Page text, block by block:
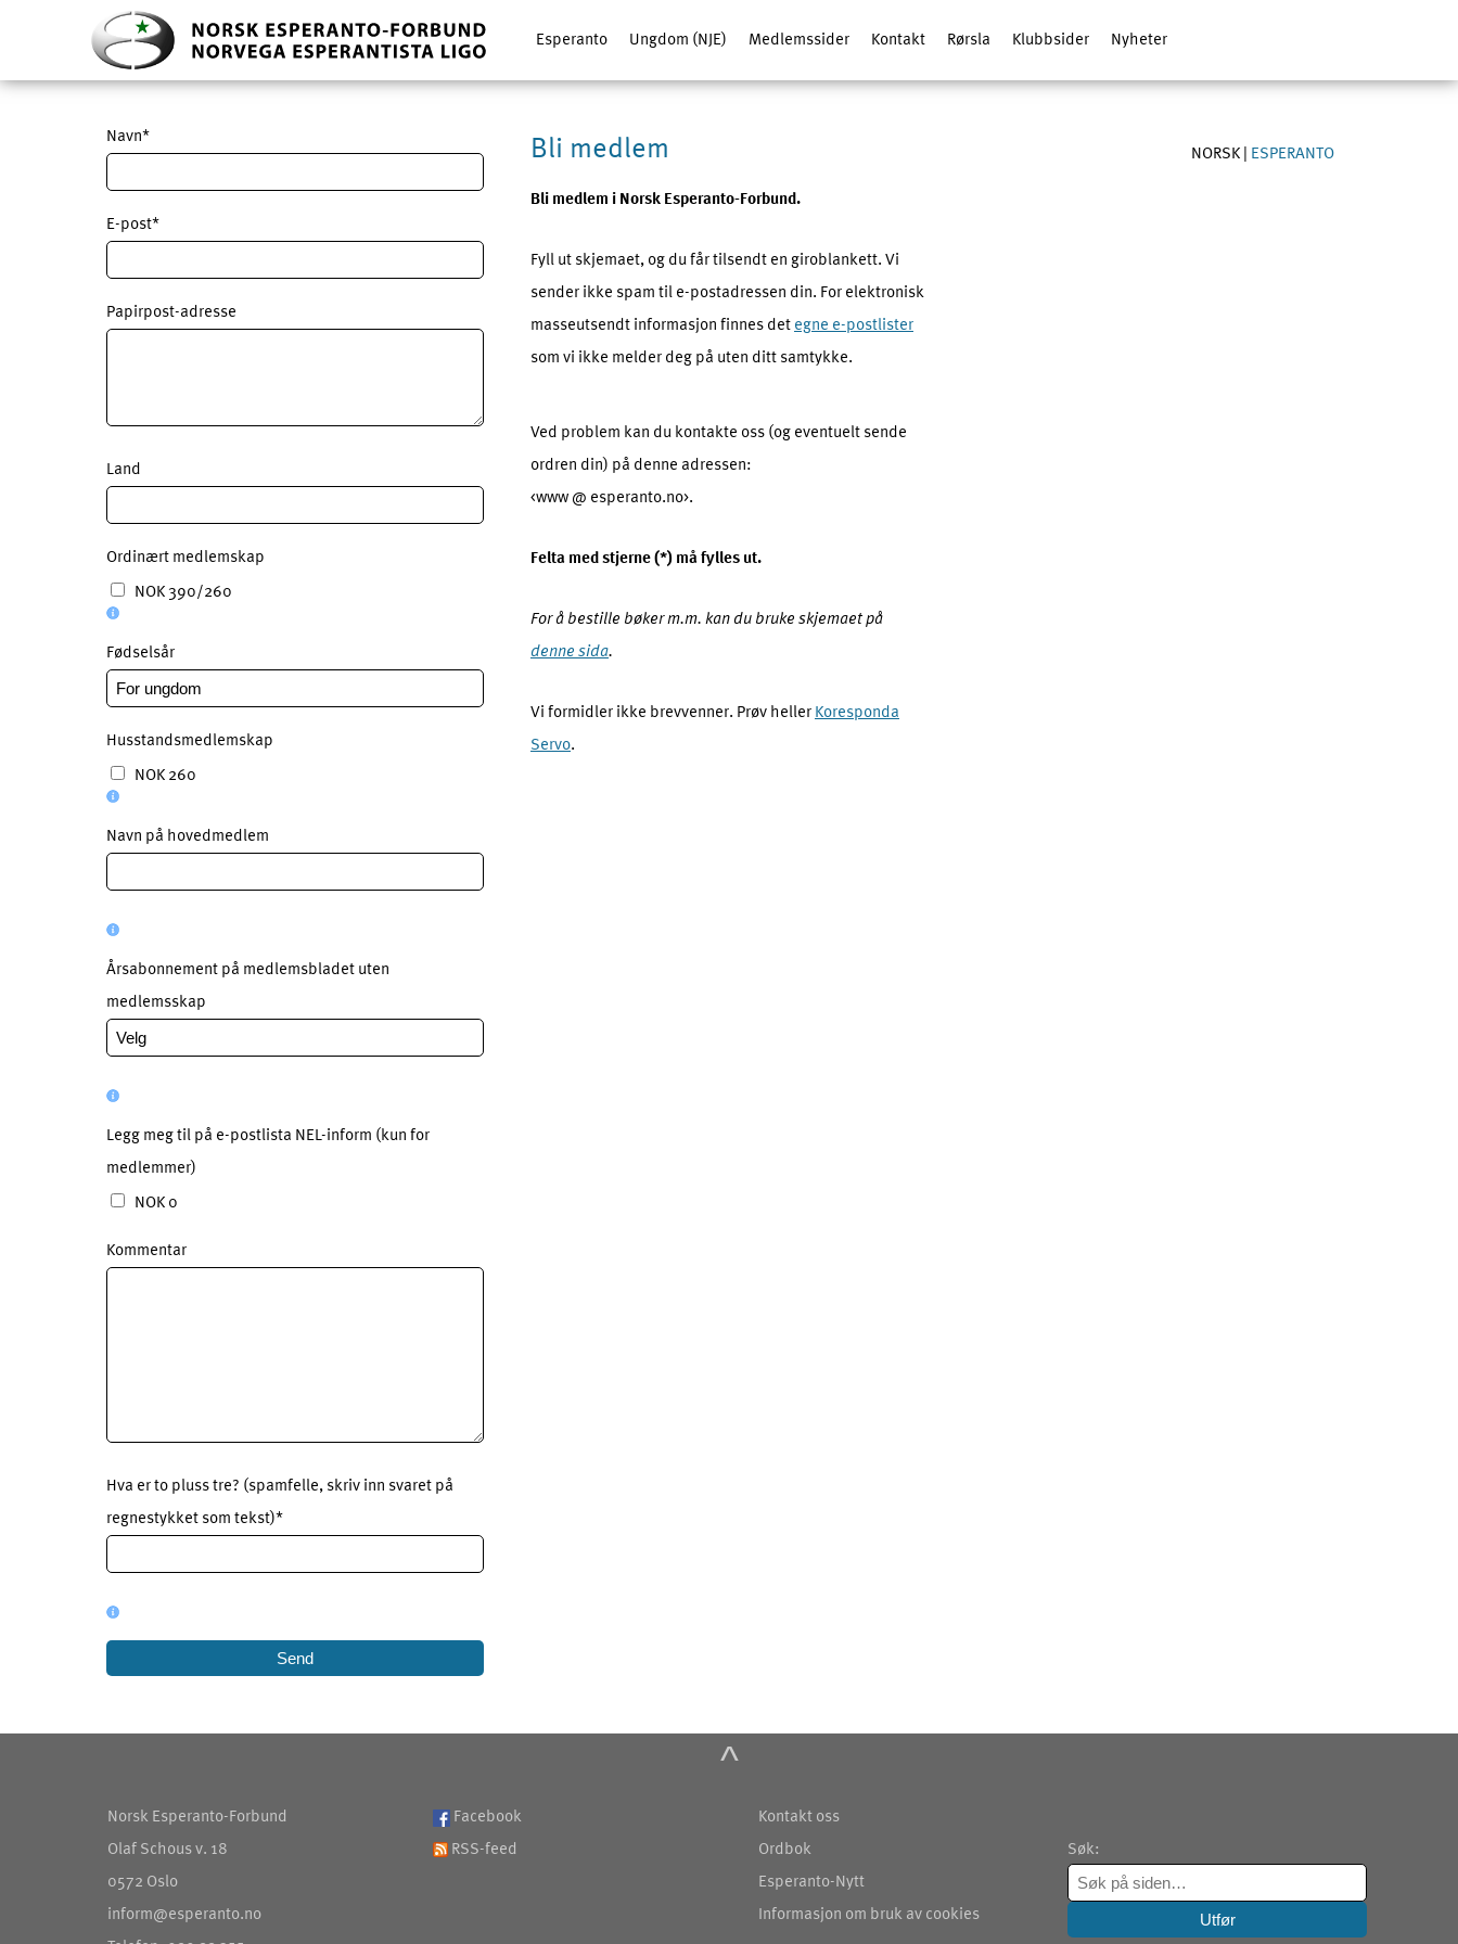
Esperanto Ungdom (NJE) Medlemssider Kontakt Rørsla Klubbsider Nyheter
Navn*
E-post*
Papirpost-adresse
Land
Ordinært medlemskap
NOK 390/260
Fødselsår
Husstandsmedlemskap
NOK 260
Navn på hovedmedlem
Årsabonnement på medlemsbladet uten
medlemsskap
Legg meg til på e-postlista NEL-inform (kun for
medlemmer)
NOK 0
Kommentar
Hva er to pluss tre? (spamfelle, skriv inn svaret på
regnestykket som tekst)*
Bli medlem
Bli medlem i Norsk Esperanto-Forbund.
Fyll ut skjemaet, og du får tilsendt en giroblankett. Vi
sender ikke spam til e-postadressen din. For elektronisk
masseutsendt informasjon finnes detegne e-postlister
som vi ikke melder deg på uten ditt samtykke.
Ved problem kan du kontakte oss (og eventuelt sende
ordren din) på denne adressen:
<www @ esperanto.no>.
Felta med stjerne (*) må fylles ut.
For å bestille bøker m.m. kan du bruke skjemaet på
denne sida.
Vi formidler ikke brevvenner. Prøv hellerKoresponda
Servo.
NORSK| ESPERANTO
^
Norsk Esperanto-Forbund
Olaf Schous v. 18
0572 Oslo
inform@esperanto.no
Facebook
RSS-feed
Kontakt oss
Ordbok
Esperanto-Nytt
Informasjon om bruk av cookies
Søk: